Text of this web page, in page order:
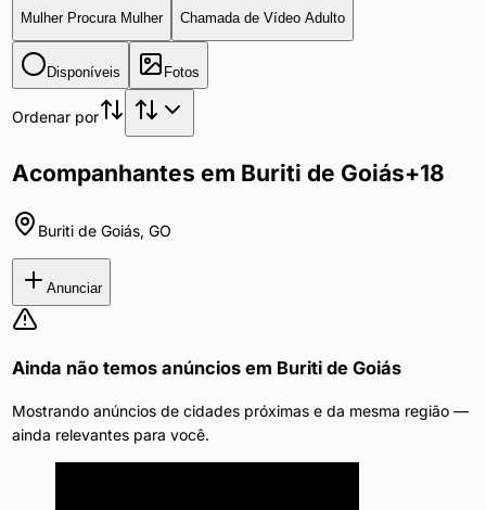
Mulher Procura Mulher Chamada de Vídeo Adulto
Disponíveis Fotos
Ordenar por
Acompanhantes em Buriti de Goiás+18
Buriti de Goiás, GO
Anunciar
Ainda não temos anúncios em Buriti de Goiás
Mostrando anúncios de cidades próximas e da mesma região —
ainda relevantes para você.